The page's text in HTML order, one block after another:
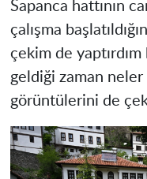
Sapanca hattının
çalışma
çekim de
geldiği zaman
görüntülerini de